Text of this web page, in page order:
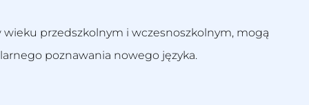
wieku przedszkolnym i wczesnoszkolnym, mogą
poznawania nowego języka.